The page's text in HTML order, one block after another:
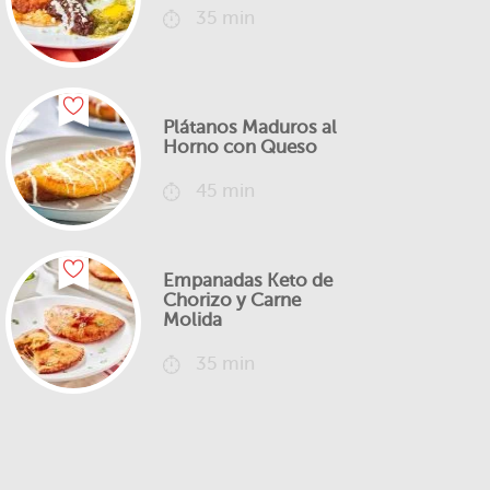
35 min
Plátanos Maduros al
Horno con Queso
45 min
Empanadas Keto de
Chorizo y Carne
Molida
35 min